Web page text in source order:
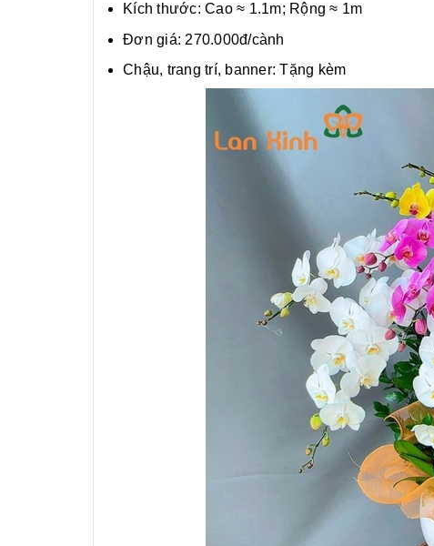
Kích thước: Cao ≈ 1.1m; Rộng ≈ 1m
Đơn giá: 270.000đ/cành
Chậu, trang trí, banner: Tặng kèm